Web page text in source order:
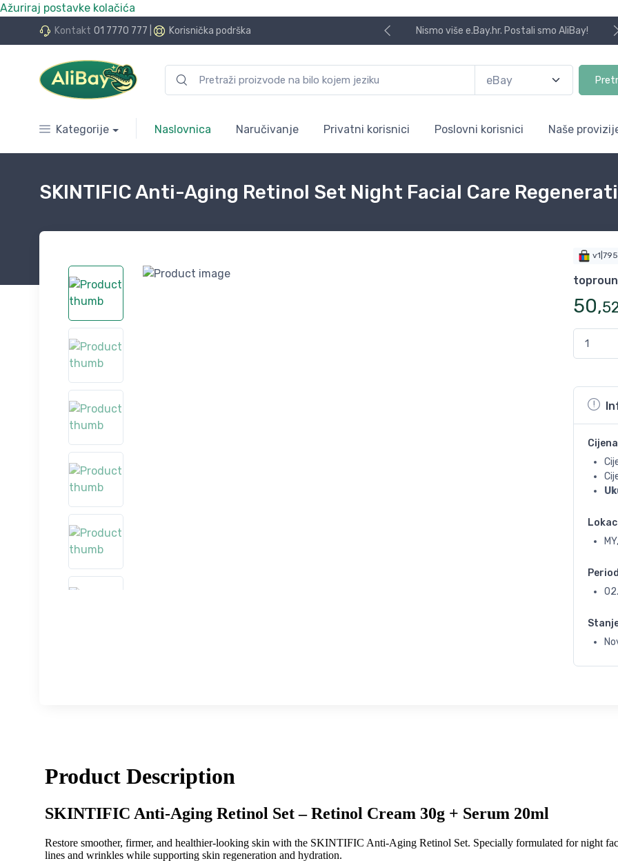
Ažuriraj postavke kolačića
Kontakt 01 7770 777 Korisnička podrška
24 rate bez kamata Nismo više e.Bay.hr. Postali smo AliBay!
Kategorije Naslovnica Naručivanje Privatni korisnici Poslovni korisnici Naše
SKINTIFIC Anti-Aging Retinol Set Night Facial Care
50,
Cijena